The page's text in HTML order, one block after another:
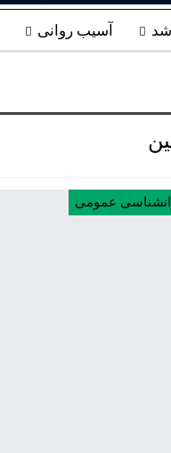
آسیب روانی
عمومی